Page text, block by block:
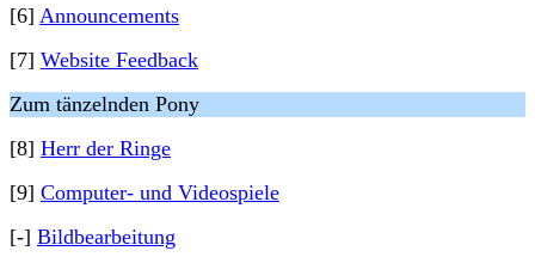
[6] Announcements
[7] Website Feedback
Zum tänzelnden Pony
[8] Herr der Ringe
[9] Computer- und Videospiele
[-] Bildbearbeitung